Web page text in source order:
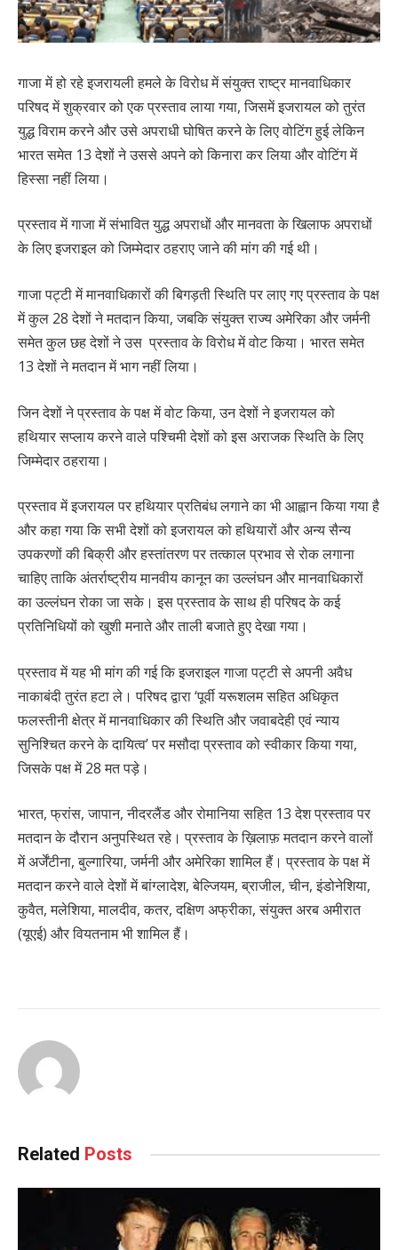
गाजा में हो रहे इजरायली हमले के विरोध में संयुक्त राष्ट्र मानवाधिकार
परिषद में शुक्रवार को एक प्रस्ताव लाया गया, जिसमें इजरायल को तुरंत
युद्ध विराम करने और उसे अपराधी घोषित करने के लिए वोटिंग हुई लेकिन
भारत समेत 13 देशों ने उससे अपने को किनारा कर लिया और वोटिंग में
हिस्सा नहीं लिया।
प्रस्ताव में गाजा में संभावित युद्ध अपराधों और मानवता के खिलाफ अपराधों
के लिए इजराइल को जिम्मेदार ठहराए जाने की मांग की गई थी।
गाजा पट्टी में मानवाधिकारों की बिगड़ती स्थिति पर लाए गए प्रस्ताव के पक्ष
में कुल 28 देशों ने मतदान किया, जबकि संयुक्त राज्य अमेरिका और जर्मनी
समेत कुल छह देशों ने उस प्रस्ताव के विरोध में वोट किया। भारत समेत
13 देशों ने मतदान में भाग नहीं लिया।
जिन देशों ने प्रस्ताव के पक्ष में वोट किया, उन देशों ने इजरायल को
हथियार सप्लाय करने वाले पश्चिमी देशों को इस अराजक स्थिति के लिए
जिम्मेदार ठहराया।
प्रस्ताव में इजरायल पर हथियार प्रतिबंध लगाने का भी आह्वान किया गया है
और कहा गया कि सभी देशों को इजरायल को हथियारों और अन्य सैन्य
उपकरणों की बिक्री और हस्तांतरण पर तत्काल प्रभाव से रोक लगाना
चाहिए ताकि अंतर्राष्ट्रीय मानवीय कानून का उल्लंघन और मानवाधिकारों
का उल्लंघन रोका जा सके। इस प्रस्ताव के साथ ही परिषद के कई
प्रतिनिधियों को खुशी मनाते और ताली बजाते हुए देखा गया।
प्रस्ताव में यह भी मांग की गई कि इजराइल गाजा पट्टी से अपनी अवैध
नाकाबंदी तुरंत हटा ले। परिषद द्वारा ‘पूर्वी यरूशलम सहित अधिकृत
फलस्तीनी क्षेत्र में मानवाधिकार की स्थिति और जवाबदेही एवं न्याय
सुनिश्चित करने के दायित्व’ पर मसौदा प्रस्ताव को स्वीकार किया गया,
जिसके पक्ष में 28 मत पड़े।
भारत, फ्रांस, जापान, नीदरलैंड और रोमानिया सहित 13 देश प्रस्ताव पर
मतदान के दौरान अनुपस्थित रहे। प्रस्ताव के ख़िलाफ़ मतदान करने वालों
में अर्जेंटीना, बुल्गारिया, जर्मनी और अमेरिका शामिल हैं। प्रस्ताव के पक्ष में
मतदान करने वाले देशों में बांग्लादेश, बेल्जियम, ब्राजील, चीन, इंडोनेशिया,
कुवैत, मलेशिया, मालदीव, कतर, दक्षिण अफ्रीका, संयुक्त अरब अमीरात
(यूएई) और वियतनाम भी शामिल हैं।
Related Posts